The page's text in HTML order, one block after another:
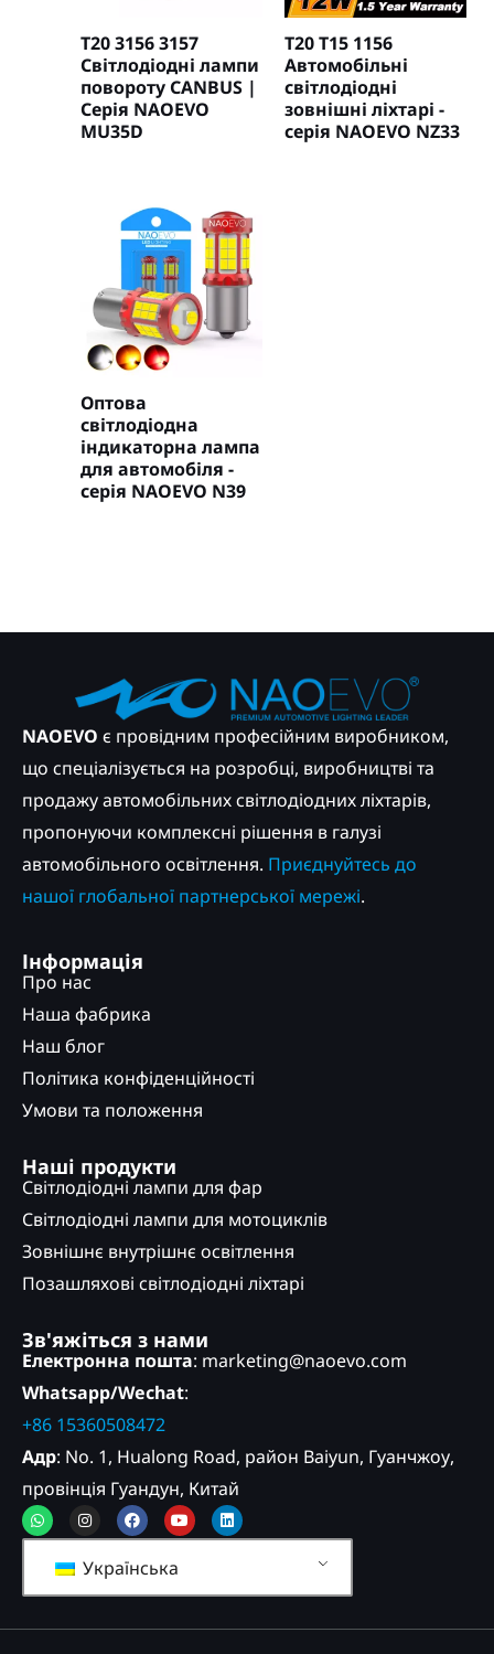
T20 3156 3157
Світлодіодні лампи
повороту CANBUS |
Серія NAOEVO
MU35D
T20 T15 1156
Автомобільні
світлодіодні
зовнішні ліхтарі -
серія NAOEVO NZ33
Оптова
світлодіодна
індикаторна лампа
для автомобіля -
серія NAOEVO N39
NAOEVO є провідним професійним виробником,
що спеціалізується на розробці, виробництві та
продажу автомобільних світлодіодних ліхтарів,
пропонуючи комплексні рішення в галузі
автомобільного освітлення. Приєднуйтесь до
нашої глобальної партнерської мережі.
Інформація
Про нас
Наша фабрика
Наш блог
Політика конфіденційності
Умови та положення
Наші продукти
Світлодіодні лампи для фар
Світлодіодні лампи для мотоциклів
Зовнішнє внутрішнє освітлення
Позашляхові світлодіодні ліхтарі
Зв'яжіться з нами
Електронна пошта: marketing@naoevo.com
Whatsapp/Wechat:
+86 15360508472
Адр: No. 1, Hualong Road, район Baiyun, Гуанчжоу,
провінція Гуандун, Китай
WhatsappInstagramFacebookYoutubeLinkedin
Українська